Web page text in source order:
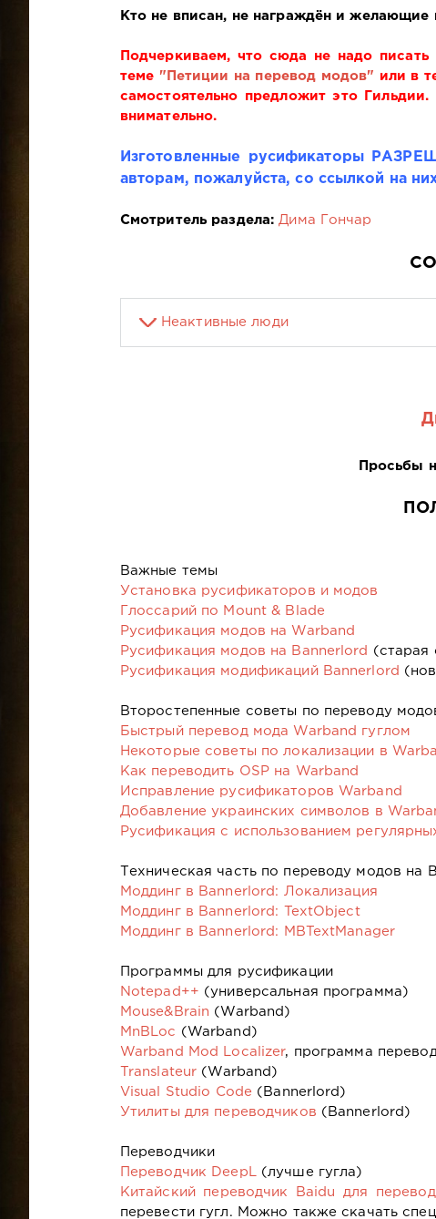
Кто не вписан, не награждён и желающие
Подчеркиваем, что сюда не надо
теме "Петиции на перевод модов" или в
самостоятельно предложит это
внимательно.
Изготовленные русификаторы
авторам, пожалуйста, со ссылкой на
Смотритель раздела: Дима Гончар
Неактивные люди
Просьбы
Важные темы
Установка русификаторов и модов
Глоссарий по Mount & Blade
Русификация модов на Warband
Русификация модов на Bannerlord
(старая
Русификация модификаций Bannerlord
Второстепенные советы по переводу
Быстрый перевод мода Warband гуглом
Некоторые советы по локализации в
Как переводить OSP на Warband
Исправление русификаторов Warband
Добавление украинских символов в
Русификация с использованием
Техническая часть по переводу модов на
Моддинг в Bannerlord: Локализация
Моддинг в Bannerlord: TextObject
Моддинг в Bannerlord: MBTextManager
Программы для русификации
Notepad++ (универсальная программа)
Mouse&Brain (Warband)
MnBLoc
(Warband)
Warband Mod Localizer, программа
Translateur (Warband)
Visual Studio Code (Bannerlord)
Утилиты для переводчиков (Bannerlord)
Переводчики
Переводчик DeepL
(лучше гугла)
Китайский переводчик Baidu для
перевести гугл. Можно также скачать